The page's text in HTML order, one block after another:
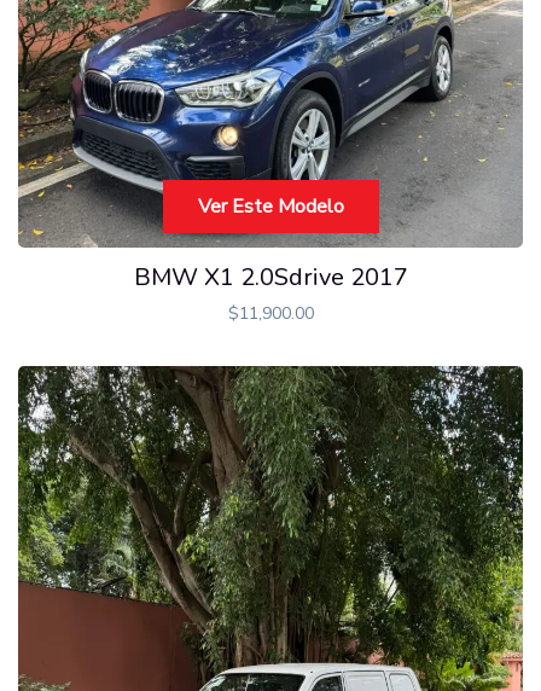
Ver Este Modelo
BMW X1 2.0Sdrive 2017
$11,900.00